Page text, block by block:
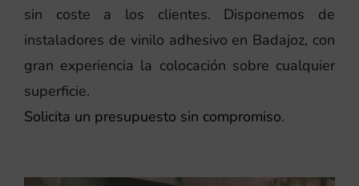
sin coste a los clientes. Disponemos de
instaladores de vinilo adhesivo en Badajoz, con
gran experiencia la colocación sobre cualquier
superficie.
Solicita un presupuesto sin compromiso.